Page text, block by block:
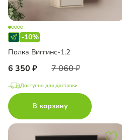
-10%
Полка Виггинс-1.2
6 350 7 060
Доступно для доставки
В корзину